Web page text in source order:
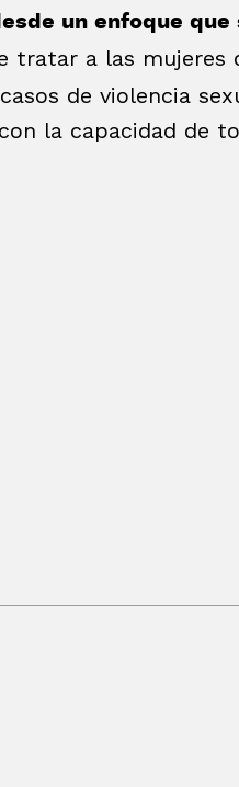
un enfoque
tratar a las mujeres
de violencia
la capacidad de